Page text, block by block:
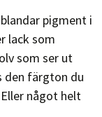
pigment i
lack som
som ser ut
den färgton du
något helt